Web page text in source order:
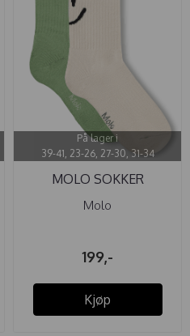
På lager i
39-41, 23-26, 27-30, 31-34
MOLO SOKKER
NORMAN SAND GREEN
Molo
199,-
Kjøp